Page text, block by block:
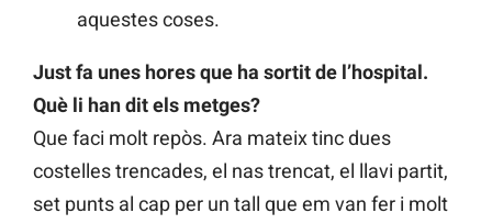
aquestes coses.
Just fa unes hores que ha sortit de l’hospital.
Què li han dit els metges?
Que faci molt repòs. Ara mateix tinc dues
costelles trencades, el nas trencat, el llavi partit,
set punts al cap per un tall que em van fer i molt